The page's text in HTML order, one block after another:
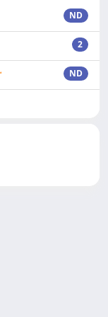
ND
2
ND